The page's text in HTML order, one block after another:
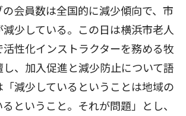
会員数は全国的に減少傾向で、市
少している。この日は横浜市老人
活性化インストラクターを務める牧
、加入促進と減少防止について語
「減少しているということは地域の
ということ。それが問題」とし、